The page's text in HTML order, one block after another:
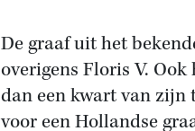
De graaf uit het
overigens Floris V.
dan een kwart van zijn
voor een Hollandse